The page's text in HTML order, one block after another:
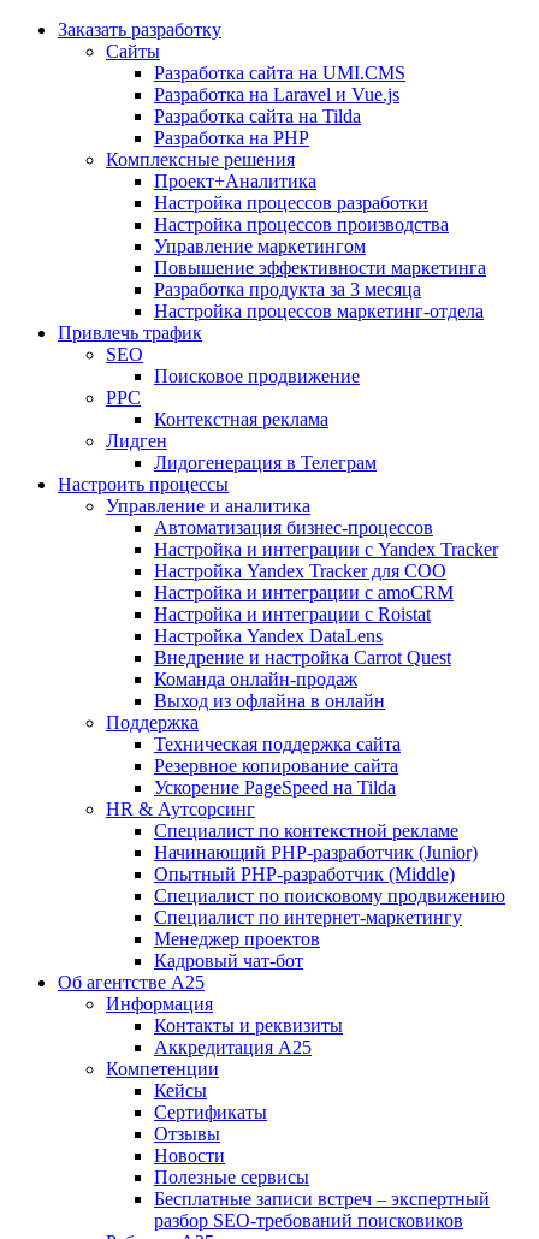
Заказать разработку
Сайты
Разработка сайта на UMI.CMS
Разработка на Laravel и Vue.js
Разработка сайта на Tilda
Разработка на PHP
Комплексные решения
Проект+Аналитика
Настройка процессов разработки
Настройка процессов производства
Управление маркетингом
Повышение эффективности маркетинга
Разработка продукта за 3 месяца
Настройка процессов маркетинг-отдела
Привлечь трафик
SEO
Поисковое продвижение
PPC
Контекстная реклама
Лидген
Лидогенерация в Телеграм
Настроить процессы
Управление и аналитика
Автоматизация бизнес-процессов
Настройка и интеграции с Yandex Tracker
Настройка Yandex Tracker для СОО
Настройка и интеграции с amoCRM
Настройка и интеграции с Roistat
Настройка Yandex DataLens
Внедрение и настройка Carrot Quest
Команда онлайн-продаж
Выход из офлайна в онлайн
Поддержка
Техническая поддержка сайта
Резервное копирование сайта
Ускорение PageSpeed на Tilda
HR & Аутсорсинг
Специалист по контекстной рекламе
Начинающий PHP-разработчик (Junior)
Опытный PHP-разработчик (Middle)
Специалист по поисковому продвижению
Специалист по интернет-маркетингу
Менеджер проектов
Кадровый чат-бот
Об агентстве А25
Информация
Контакты и реквизиты
Аккредитация А25
Компетенции
Кейсы
Сертификаты
Отзывы
Новости
Полезные сервисы
Бесплатные записи встреч – экспертный
разбор SEO-требований поисковиков